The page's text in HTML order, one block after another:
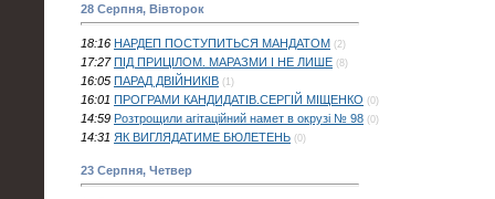
28 Серпня, Вівторок
18:16 НАРДЕП ПОСТУПИТЬСЯ МАНДАТОМ (2)
17:27 ПІД ПРИЦІЛОМ. МАРАЗМИ І НЕ ЛИШЕ (8)
16:05 ПАРАД ДВІЙНИКІВ (1)
16:01 ПРОГРАМИ КАНДИДАТІВ.СЕРГІЙ МІЩЕНКО (0)
14:59 Розтрощили агітаційний намет в окрузі № 98 (0)
14:31 ЯК ВИГЛЯДАТИМЕ БЮЛЕТЕНЬ (0)
23 Серпня, Четвер